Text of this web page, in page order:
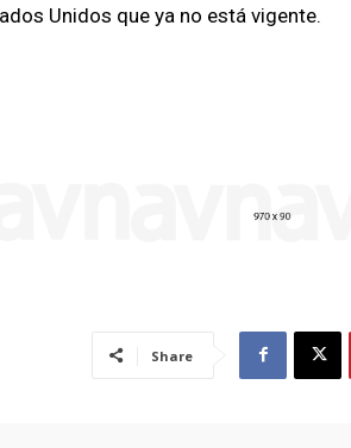
Unidos que ya no está vigente.
Share